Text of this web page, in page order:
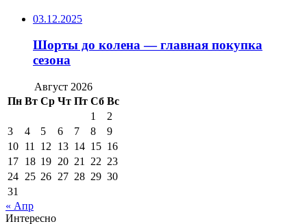
03.12.2025
Шорты до колена — главная покупка
сезона
Август 2026
Пн Вт Ср Чт Пт Сб Вс
1
2
3
4 5 6 7 8
9
10 11 12 13 14 15 16
17 18 19 20 21 22 23
24 25 26 27 28 29 30
31
« Апр
Интересно